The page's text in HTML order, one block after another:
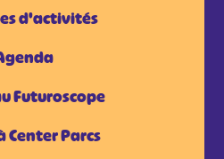
d'activités
Futuroscope
Center Parcs